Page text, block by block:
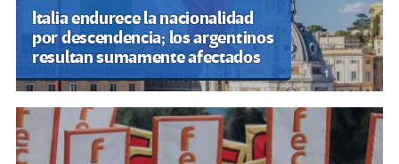
Italia endurece la nacionalidad
por descendencia; los argentinos
resultan sumamente afectados